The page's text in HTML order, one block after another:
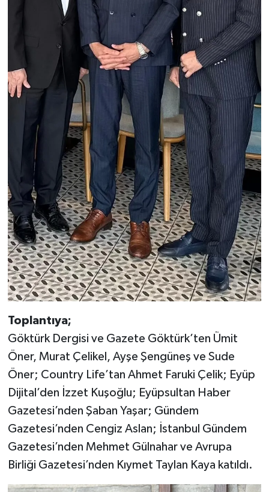
Toplantıya;
Göktürk Dergisi ve Gazete Göktürk’ten Ümit
Öner, Murat Çelikel, Ayşe Şengüneş ve Sude
Öner; Country Life’tan Ahmet Faruki Çelik; Eyüp
Dijital’den İzzet Kuşoğlu; Eyüpsultan Haber
Gazetesi’nden Şaban Yaşar; Gündem
Gazetesi’nden Cengiz Aslan; İstanbul Gündem
Gazetesi’nden Mehmet Gülnahar ve Avrupa
Birliği Gazetesi’nden Kıymet Taylan Kaya katıldı.